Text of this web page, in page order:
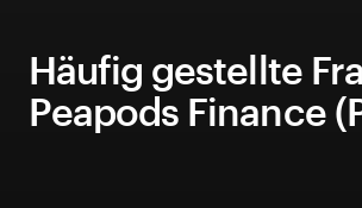
Häufig gestellte
Peapods Finance